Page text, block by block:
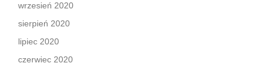
wrzesień 2020
sierpień 2020
lipiec 2020
czerwiec 2020